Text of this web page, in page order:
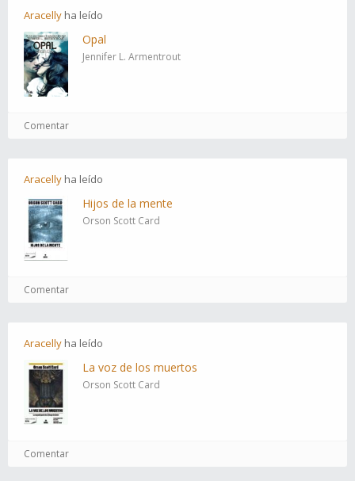
Aracelly ha leído
Opal
Jennifer L. Armentrout
Comentar
Aracelly ha leído
Hijos de la mente
Orson Scott Card
Comentar
Aracelly ha leído
La voz de los muertos
Orson Scott Card
Comentar